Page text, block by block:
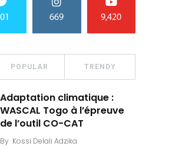
669 9,420
POPULAR TRENDY
Adaptation climatique :
WASCAL Togo à l’épreuve
de l’outil CO-CAT
By Kossi Delali Adzika